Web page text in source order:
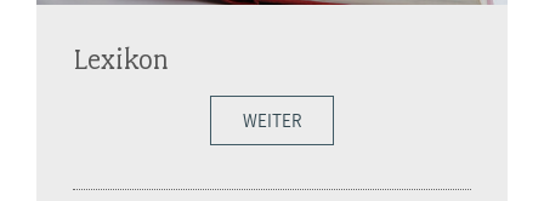
Lexikon
WEITER